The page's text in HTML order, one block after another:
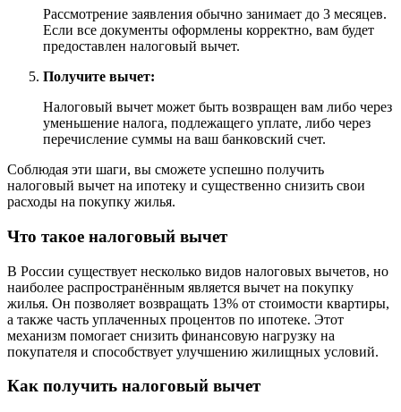
Рассмотрение заявления обычно занимает до 3 месяцев.
Если все документы оформлены корректно, вам будет
предоставлен налоговый вычет.
Получите вычет:
Налоговый вычет может быть возвращен вам либо через
уменьшение налога, подлежащего уплате, либо через
перечисление суммы на ваш банковский счет.
Соблюдая эти шаги, вы сможете успешно получить
налоговый вычет на ипотеку и существенно снизить свои
расходы на покупку жилья.
Что такое налоговый вычет
В России существует несколько видов налоговых вычетов, но
наиболее распространённым является вычет на покупку
жилья. Он позволяет возвращать 13% от стоимости квартиры,
а также часть уплаченных процентов по ипотеке. Этот
механизм помогает снизить финансовую нагрузку на
покупателя и способствует улучшению жилищных условий.
Как получить налоговый вычет